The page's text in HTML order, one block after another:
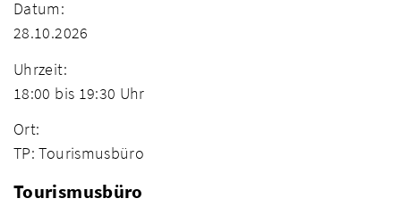
Datum:
28.10.2026
Uhrzeit:
18:00 bis 19:30 Uhr
Ort:
TP: Tourismusbüro
Tourismusbüro